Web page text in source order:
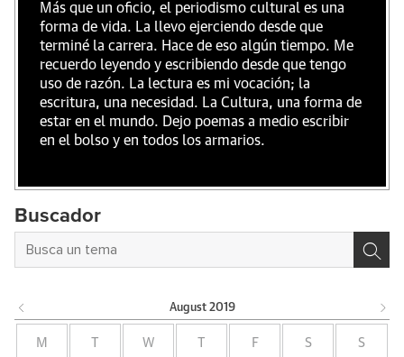
Más que un oficio, el periodismo cultural es una
forma de vida. La llevo ejerciendo desde que
terminé la carrera. Hace de eso algún tiempo. Me
recuerdo leyendo y escribiendo desde que tengo
uso de razón. La lectura es mi vocación; la
escritura, una necesidad. La Cultura, una forma de
estar en el mundo. Dejo poemas a medio escribir
en el bolso y en todos los armarios.
Buscador
August 2019
M W F S S